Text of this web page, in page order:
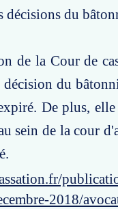
décisions du
de la Cour de
du
De plus,
sein de la cour
2018/